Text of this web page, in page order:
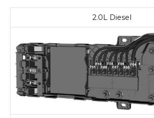
2.0L Diesel